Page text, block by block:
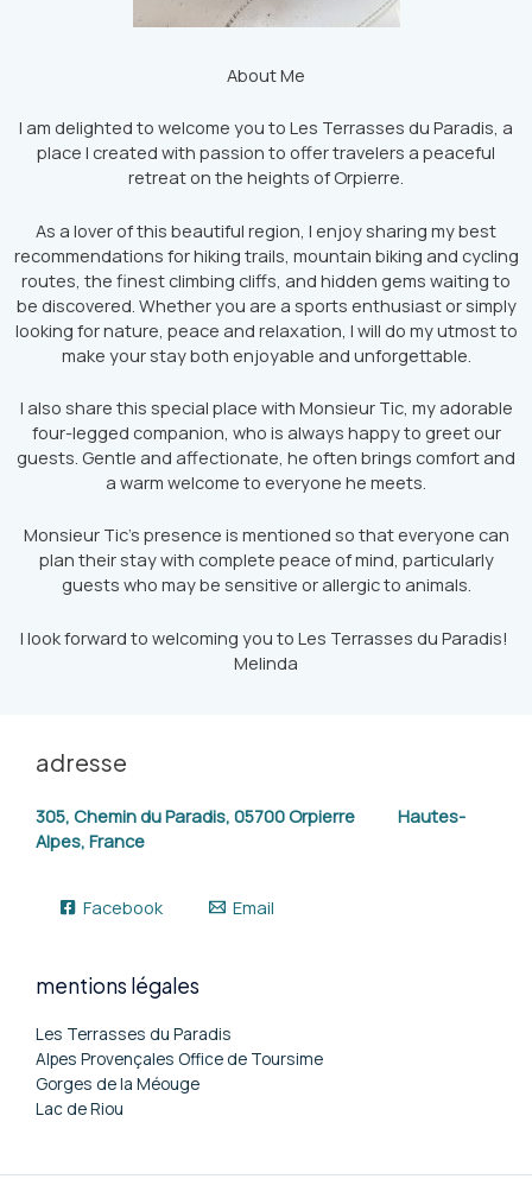
About Me
I am delighted to welcome you to Les Terrasses du Paradis, a
place I created with passion to offer travelers a peaceful
retreat on the heights of Orpierre.
As a lover of this beautiful region, I enjoy sharing my best
recommendations for hiking trails, mountain biking and cycling
routes, the finest climbing cliffs, and hidden gems waiting to
be discovered. Whether you are a sports enthusiast or simply
looking for nature, peace and relaxation, I will do my utmost to
make your stay both enjoyable and unforgettable.
I also share this special place with Monsieur Tic, my adorable
four-legged companion, who is always happy to greet our
guests. Gentle and affectionate, he often brings comfort and
a warm welcome to everyone he meets.
Monsieur Tic’s presence is mentioned so that everyone can
plan their stay with complete peace of mind, particularly
guests who may be sensitive or allergic to animals.
I look forward to welcoming you to Les Terrasses du Paradis!
Melinda
adresse
305, Chemin du Paradis, 05700 Orpierre Hautes-
Alpes, France
Facebook Email
mentions légales
Les Terrasses du Paradis
Alpes Provençales Office de Toursime
Gorges de la Méouge
Lac de Riou